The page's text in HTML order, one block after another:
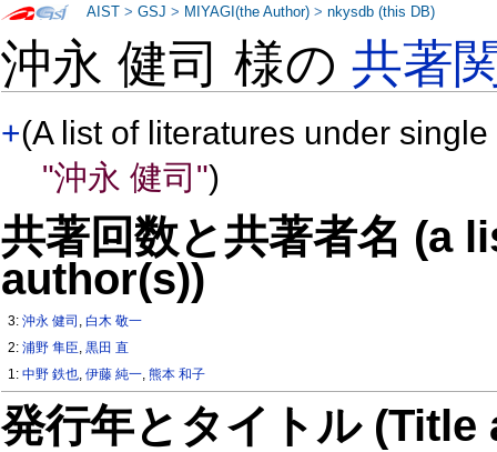
沖永 健司 様の共著
+(A list of literatures under
"沖永 健司")
共著回数と共著者名 (a
author(s))
3:沖永 健司 ,白木 敬一
2:浦野 隼臣,黒田 直
1:中野 鉄也,伊藤 純一,熊本 和子
発行年とタイトル
AIST >GSJ > MIYAGI(the Author) >nkysdb (this DB)